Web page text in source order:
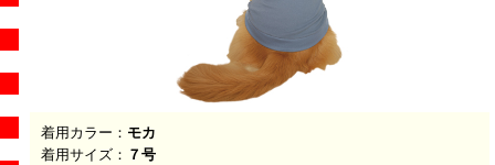
着用カラー： モカ
着用サイズ： ７号